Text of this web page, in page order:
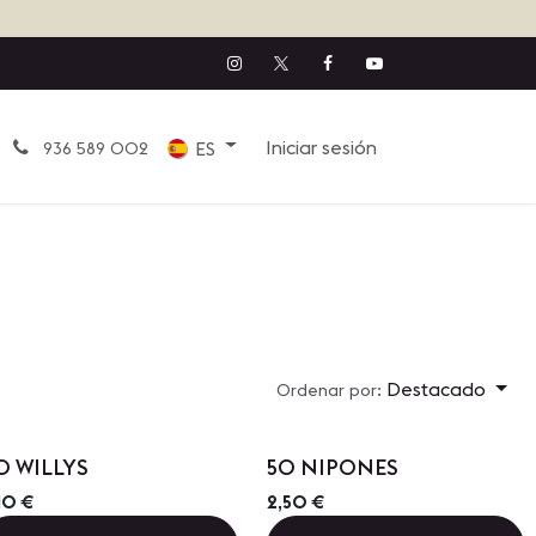
936 589 002 ES Iniciar sesión
Ordenar por: Destacado
Precio por Cantidad
WILLYS
€ Precio por Cantidad
50 NIPONES
2,50 €